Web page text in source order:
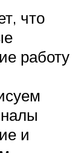
что
работу
и